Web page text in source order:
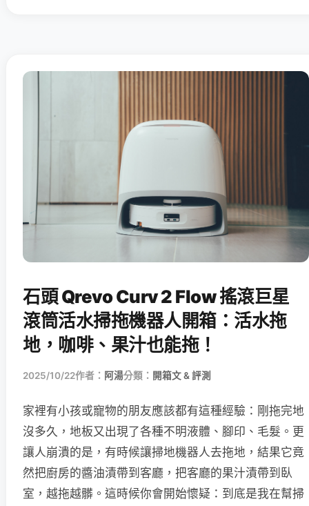
石頭 Qrevo Curv 2 Flow 搖滾巨星
滾筒活水掃拖機器人開箱：活水拖
地，咖啡、果汁也能拖！
2025/10/22作者： 阿湯分類： 開箱文 & 評測
家裡有小孩或寵物的朋友應該都有這種經驗：剛拖完地
沒多久，地板又出現了各種不明液體、腳印、毛髮。更
讓人崩潰的是，有時候讓掃地機器人去拖地，結果它竟
然把廚房的醬油漬帶到客廳，把客廳的果汁漬帶到臥
室，越拖越髒。這時候你會開始懷疑：到底是我在幫掃